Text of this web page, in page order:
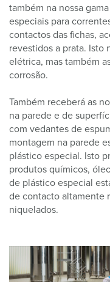
também na nossa
especiais para
contactos das fichas,
revestidos a prata. Isto
elétrica, mas também
corrosão.
Também receberá as
na parede e de
com vedantes de
montagem na parede
plástico especial. Isto
produtos químicos,
de plástico especial
de contacto altamente
niquelados.